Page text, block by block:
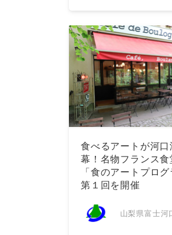
食べるアートが河口
幕！名物フランス食
「食のアートプログ
第１回を開催
山梨県富士河